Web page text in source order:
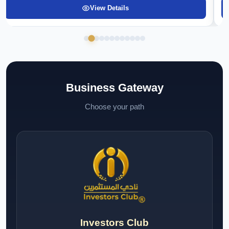
View Details
Business Gateway
Choose your path
Investors Club